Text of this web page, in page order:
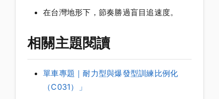
在台灣地形下，節奏勝過盲目追速度。
相關主題閱讀
單車專題｜耐力型與爆發型訓練比例化
（C031）」